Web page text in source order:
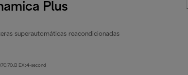
Plus
superautomáticas reacondicionadas
EX:4-second